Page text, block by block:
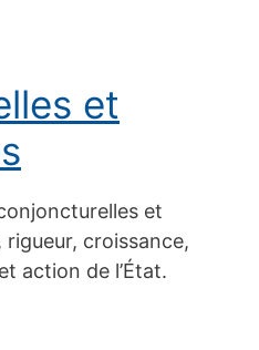
et
et
croissance,
action de l’État.